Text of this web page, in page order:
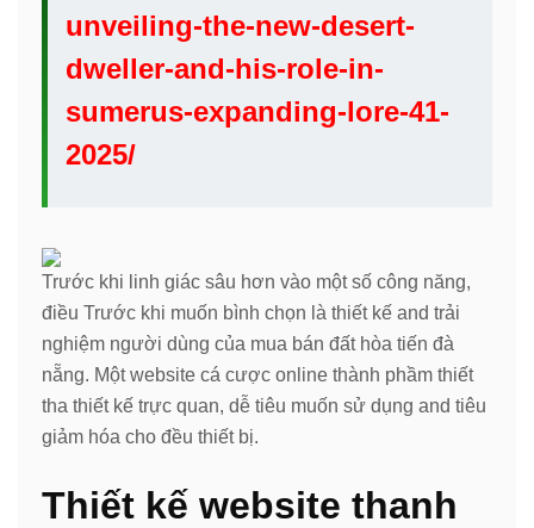
unveiling-the-new-desert-
dweller-and-his-role-in-
sumerus-expanding-lore-41-
2025/
Trước khi linh giác sâu hơn vào một số công năng,
điều Trước khi muốn bình chọn là thiết kế and trải
nghiệm người dùng của mua bán đất hòa tiến đà
nẵng. Một website cá cược online thành phầm thiết
tha thiết kế trực quan, dễ tiêu muốn sử dụng and tiêu
giảm hóa cho đều thiết bị.
Thiết kế website thanh